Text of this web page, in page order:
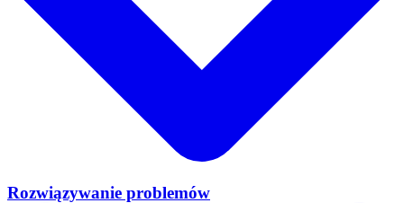
Rozwiązywanie problemów